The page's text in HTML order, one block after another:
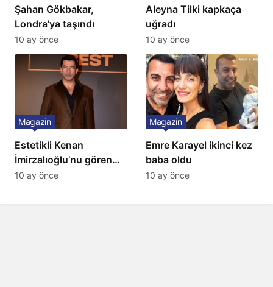
Şahan Gökbakar,
Londra’ya taşındı
10 ay önce
Aleyna Tilki kapkaça
uğradı
10 ay önce
Estetikli Kenan
İmirzalıoğlu’nu gören
tanıyamıyor: Son hali
Magazin
10 ay önce
Emre Karayel ikinci kez
baba oldu
Magazin
10 ay önce